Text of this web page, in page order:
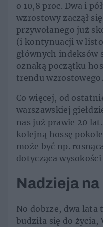
o 10,8 proc. Dwa i
wzrostowy zaczął
przywołanego już
(i kontynuacji w
głównych indeksów
oznaką początku
trendu wzrostowego.
Co więcej, od
warszawskiej
nas już prawie 20
kolejną hossę
może być np.
dotycząca
Nadzieja
No dobrze, dwa lata
budziła się do życia,